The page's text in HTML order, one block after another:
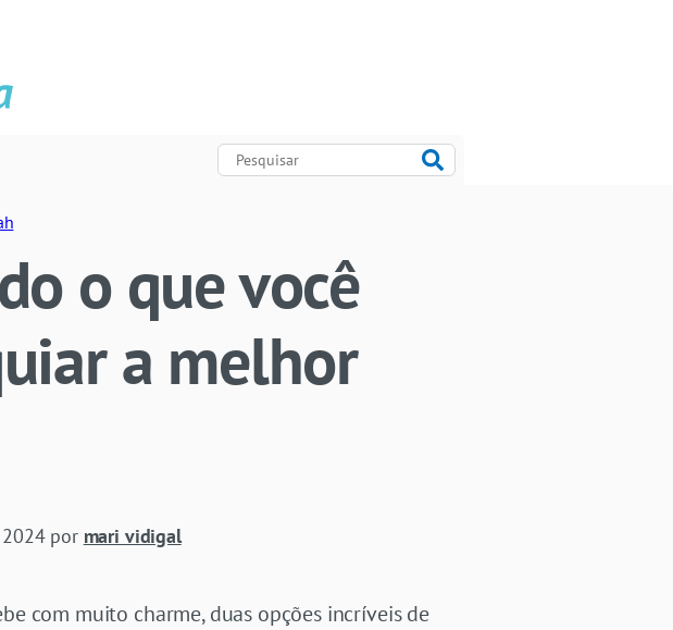
o que você
a melhor
por mari vidigal
com muito charme, duas opções incríveis de